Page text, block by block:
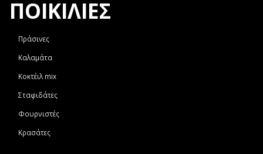
ΠΟΙΚΙΛΙΕΣ
Πράσινες
Καλαμάτα
Κοκτέιλ mix
Σταφιδάτες
Φουρνιστές
Κρασάτες